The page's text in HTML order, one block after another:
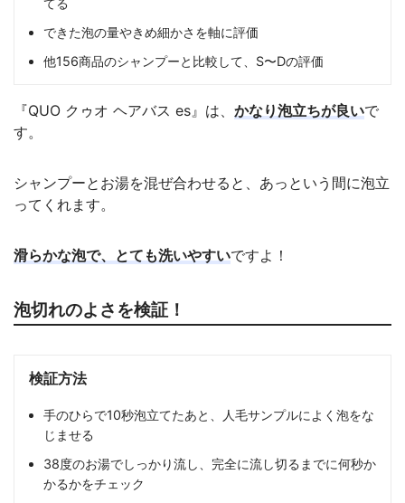
てる
できた泡の量やきめ細かさを軸に評価
他156商品のシャンプーと比較して、S〜Dの評価
『QUO クゥオ ヘアバス es』は、 かなり泡立ちが良いで
す。
シャンプーとお湯を混ぜ合わせると、あっという間に泡立
ってくれます。
滑らかな泡で、とても洗いやすいですよ！
泡切れのよさを検証！
検証方法
手のひらで10秒泡立てたあと、人毛サンプルによく泡をな
じませる
38度のお湯でしっかり流し、完全に流し切るまでに何秒か
かるかをチェック